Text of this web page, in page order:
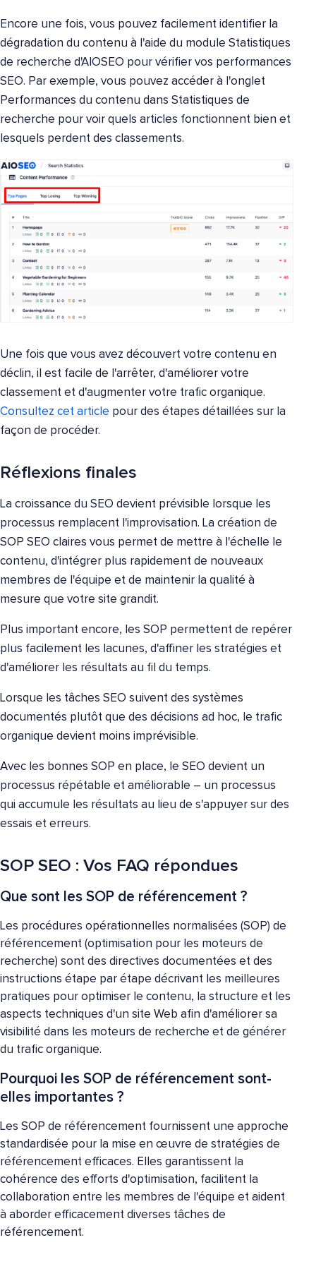
Encore une fois, vous pouvez facilement identifier la
dégradation du contenu à l'aide du module Statistiques
de recherche d'AIOSEO pour vérifier vos performances
SEO. Par exemple, vous pouvez accéder à l'onglet
Performances du contenu dans Statistiques de
recherche pour voir quels articles fonctionnent bien et
lesquels perdent des classements.
Une fois que vous avez découvert votre contenu en
déclin, il est facile de l'arrêter, d'améliorer votre
classement et d'augmenter votre trafic organique.
Consultez cet article pour des étapes détaillées sur la
façon de procéder.
Réflexions finales
La croissance du SEO devient prévisible lorsque les
processus remplacent l'improvisation. La création de
SOP SEO claires vous permet de mettre à l'échelle le
contenu, d'intégrer plus rapidement de nouveaux
membres de l'équipe et de maintenir la qualité à
mesure que votre site grandit.
Plus important encore, les SOP permettent de repérer
plus facilement les lacunes, d'affiner les stratégies et
d'améliorer les résultats au fil du temps.
Lorsque les tâches SEO suivent des systèmes
documentés plutôt que des décisions ad hoc, le trafic
organique devient moins imprévisible.
Avec les bonnes SOP en place, le SEO devient un
processus répétable et améliorable – un processus
qui accumule les résultats au lieu de s'appuyer sur des
essais et erreurs.
SOP SEO : Vos FAQ répondues
Que sont les SOP de référencement ?
Les procédures opérationnelles normalisées (SOP) de
référencement (optimisation pour les moteurs de
recherche) sont des directives documentées et des
instructions étape par étape décrivant les meilleures
pratiques pour optimiser le contenu, la structure et les
aspects techniques d'un site Web afin d'améliorer sa
visibilité dans les moteurs de recherche et de générer
du trafic organique.
Pourquoi les SOP de référencement sont-
elles importantes ?
Les SOP de référencement fournissent une approche
standardisée pour la mise en œuvre de stratégies de
référencement efficaces. Elles garantissent la
cohérence des efforts d'optimisation, facilitent la
collaboration entre les membres de l'équipe et aident
à aborder efficacement diverses tâches de
référencement.